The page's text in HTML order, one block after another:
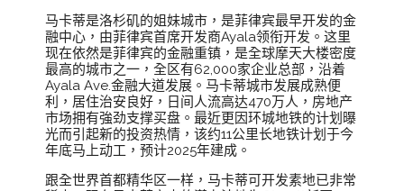
马卡蒂是洛杉矶的姐妹城市，是菲律宾最早开发的金
融中心，由菲律宾首席开发商Ayala领衔开发。这里
现在依然是菲律宾的金融重镇，是全球摩天大楼密度
最高的城市之一，全区有62,000家企业总部，沿着
Ayala Ave.金融大道发展。马卡蒂城市发展成熟便
利，居住治安良好，日间人流高达470万人，房地产
市场拥有強劲支撑买盘。最近更因环城地铁的计划曝
光而引起新的投资热情，该约11公里长地铁计划于今
年底马上动工，预计2025年建成。
跟全世界首都精华区一样，马卡蒂可开发素地已非常